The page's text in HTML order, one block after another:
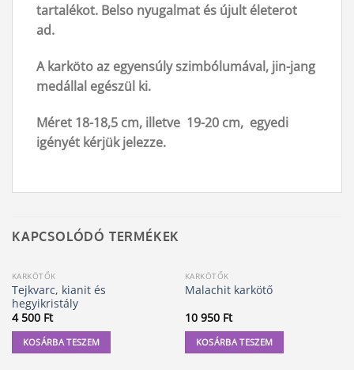
tartalékot. Belso nyugalmat és újult életerot
ad.
A karköto az egyensúly szimbólumával, jin-jang
medállal egészül ki.
Méret 18-18,5 cm, illetve 19-20 cm, egyedi
igényét kérjük jelezze.
KAPCSOLÓDÓ TERMÉKEK
KARKÖTŐK
Tejkvarc, kianit és
hegyikristály
4 500 Ft
KOSÁRBA TESZEM
KARKÖTŐK
Malachit karkötő
10 950 Ft
KOSÁRBA TESZEM